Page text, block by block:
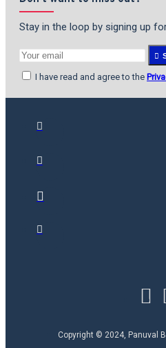
Stay in the loop by signing up
I have read and agree to the
Copyright © 2024, Panuval